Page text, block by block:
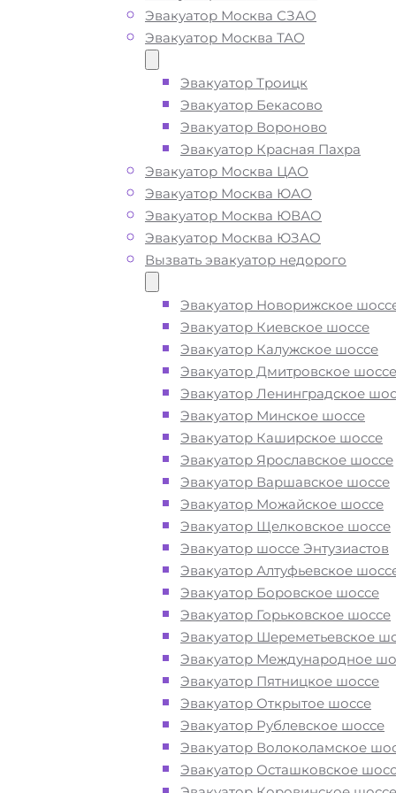
Эвакуатор Москва СЗАО
Эвакуатор Москва ТАО
Эвакуатор Троицк
Эвакуатор Бекасово
Эвакуатор Вороново
Эвакуатор Красная Пахра
Эвакуатор Москва ЦАО
Эвакуатор Москва ЮАО
Эвакуатор Москва ЮВАО
Эвакуатор Москва ЮЗАО
Вызвать эвакуатор недорого
Эвакуатор Новорижское
Эвакуатор Киевское шоссе
Эвакуатор Калужское шоссе
Эвакуатор Дмитровское шоссе
Эвакуатор Ленинградское
Эвакуатор Минское шоссе
Эвакуатор Каширское шоссе
Эвакуатор Ярославское шоссе
Эвакуатор Варшавское шоссе
Эвакуатор Можайское шоссе
Эвакуатор Щелковское шоссе
Эвакуатор шоссе Энтузиастов
Эвакуатор Алтуфьевское
Эвакуатор Боровское шоссе
Эвакуатор Горьковское шоссе
Эвакуатор Шереметьевское
Эвакуатор Международное
Эвакуатор Пятницкое шоссе
Эвакуатор Открытое шоссе
Эвакуатор Рублевское шоссе
Эвакуатор Волоколамское
Эвакуатор Осташковское
Вызвать эвакуатор в
районе Богородское
Москва недорого
Эвакуатор Богородское дешево -
приедем быстро, при срочном
подача ближайшего эвакуатора в
Богородское Москва производится
Погрузим бережно- в наличии всё
оборудование для эвакуации и
перевозки автомобиля по району
Богородское в ВАО при поломке
Перевезём аккуратно- за рулем
автоэвакуаторов только водители
профессионалы
Цена известна при заказе услуги
Богородское недорого" -
доступная стоимость услуг без
Круглосуточная поддержка-
службы эвакуации в районе
Москва осуществляется 24 часа в